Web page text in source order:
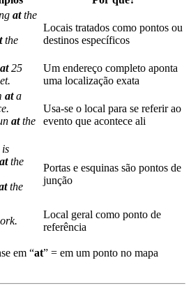
atthe
the
Locais tratados como pontos ou
destinos específicos
at25
Um endereço completo aponta
uma localização exata
ata
atthe
Usa-se o local para se referir ao
evento que acontece ali
is
atthe
the
Portas e esquinas são pontos de
junção
Local geral como ponto de
referência
em “at” = em um ponto no mapa